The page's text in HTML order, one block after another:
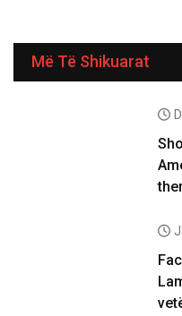
Më Të Shikuarat